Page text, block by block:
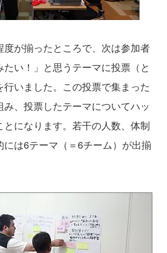
が揃ったところで、次は参加者
い！」と思うテーマに投票（と
いました。この投票で集まった
、投票したテーマについてハッ
とになります。若干の人数、体制
は6テーマ（＝6チーム）が出揃